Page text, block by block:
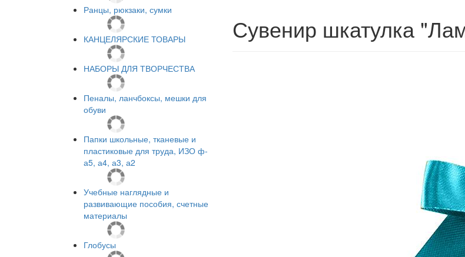
Ранцы, рюкзаки, сумки
КАНЦЕЛЯРСКИЕ ТОВАРЫ
НАБОРЫ ДЛЯ ТВОРЧЕСТВА
Пеналы, ланчбоксы, мешки для
обуви
Папки школьные, тканевые и
пластиковые для труда, ИЗО ф-
а5, а4, а3, а2
Учебные наглядные и
развивающие пособия, счетные
материалы
Глобусы
Сувенир шкатулка